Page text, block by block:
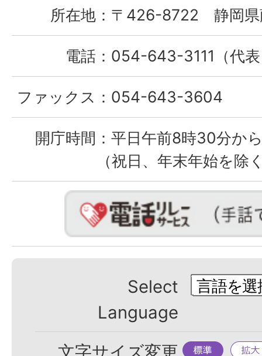
所在地： 〒426-8722 静岡県
電話： 054-643-3111（代
ファックス： 054-643-3604
開庁時間： 平日午前8時30分か
（祝日、年末年始を除
Select
Language
文字サイズ変更 標 拡